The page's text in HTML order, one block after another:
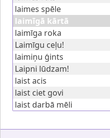
laimes spēle
laimīgā kārtā
laimīga roka
Laimīgu ceļu!
laimiņu ģints
Laipni lūdzam!
laist acis
laist ciet govi
laist darbā mēli